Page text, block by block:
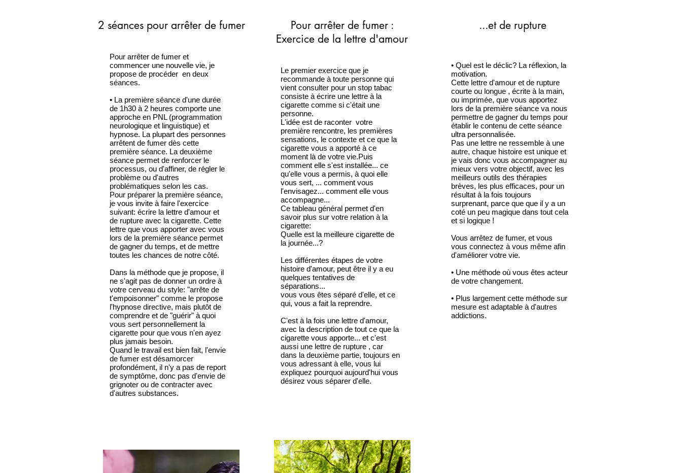
2 séances pour arrêter de fumer
Pour arrêter de fumer et
commencer une nouvelle vie, je
propose de procéder en deux
séances.
• La première séance d'une durée
de 1h30 à 2 heures comporte une
approche en PNL (programmation
neurologique et linguistique) et
hypnose. La plupart des personnes
arrêtent de fumer dès cette
première séance. La deuxième
séance permet de renforcer le
processus, ou d'affiner, de régler le
problème ou d'autres
problématiques selon les cas.
Pour préparer la première séance,
je vous invite à faire l'exercice
suivant: écrire la lettre d'amour et
de rupture avec la cigarette. Cette
lettre que vous apporter avec vous
lors de la première séance permet
de gagner du temps, et de mettre
toutes les chances de notre côté.
Dans la méthode que je propose, il
ne s'agit pas de donner un ordre à
votre cerveau du style: "arrête de
t'empoisonner" comme le propose
l'hypnose directive, mais plutôt de
comprendre et de "guérir" à quoi
vous sert personnellement la
cigarette pour que vous n'en ayez
plus jamais besoin.
Quand le travail est bien fait, l'envie
de fumer est désamorcer
profondément, il n'y a pas de report
de symptôme, donc pas d'envie de
grignoter ou de contracter avec
d'autres substances.
Pour arrêter de fumer :
Exercice de la lettre d'amour
Le premier exercice que je
recommande à toute personne qui
vient consulter pour un stop tabac
consiste à écrire une lettre à la
cigarette comme si c'était une
personne.
L'idée est de raconter votre
première rencontre, les premières
sensations, le contexte et ce que la
cigarette vous a apporté à ce
moment là de votre vie.Puis
comment elle s'est installée... ce
qu'elle vous a permis, à quoi elle
vous sert, ... comment vous
l'envisagez... comment elle vous
accompagne...
Ce tableau général permet d'en
savoir plus sur votre relation à la
cigarette:
Quelle est la meilleure cigarette de
la journée...?
Les différentes étapes de votre
histoire d'amour, peut être il y a eu
quelques tentatives de
séparations...
vous vous êtes séparé d'elle, et ce
qui, vous a fait la reprendre.
C'est à la fois une lettre d'amour,
avec la description de tout ce que la
cigarette vous apporte... et c'est
aussi une lettre de rupture , car
dans la deuxième partie, toujours en
vous adressant à elle, vous lui
expliquez pourquoi aujourd'hui vous
désirez vous séparer d'elle.
...et de rupture
• Quel est le déclic? La réflexion, la
motivation.
Cette lettre d'amour et de rupture
courte ou longue , écrite à la main,
ou imprimée, que vous apportez
lors de la première séance va nous
permettre de gagner du temps pour
établir le contenu de cette séance
ultra personnalisée.
Pas une lettre ne ressemble à une
autre, chaque histoire est unique et
je vais donc vous accompagner au
mieux vers votre objectif, avec les
meilleurs outils des thérapies
brèves, les plus efficaces, pour un
résultat à la fois toujours
surprenant, parce que que il y a un
coté un peu magique dans tout cela
et si logique !
Vous arrêtez de fumer, et vous
vous connectez à vous même afin
d'améliorer votre vie.
• Une méthode où vous êtes acteur
de votre changement.
• Plus largement cette méthode sur
mesure est adaptable à d'autres
addictions.